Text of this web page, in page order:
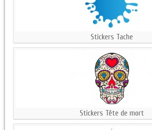
Stickers Tache
Stickers Tête de mort